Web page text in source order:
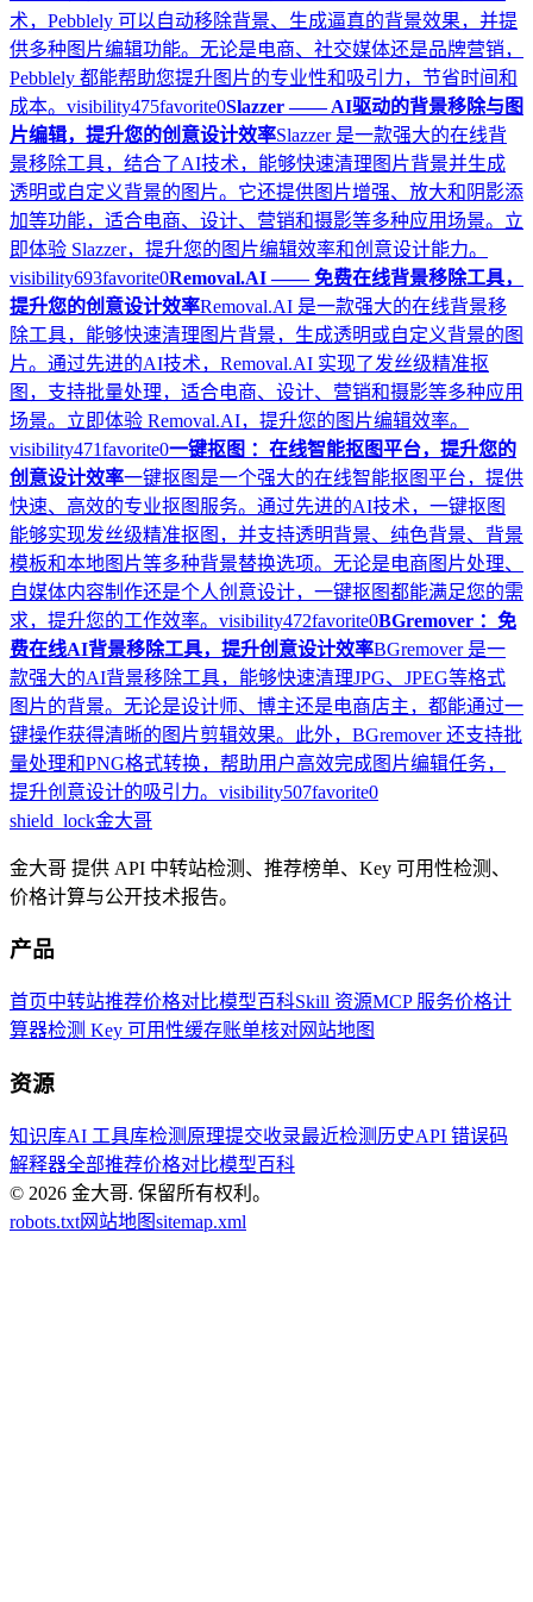
术，Pebblely 可以自动移除背景、生成逼真的背景效果，并提
供多种图片编辑功能。无论是电商、社交媒体还是品牌营销，
Pebblely 都能帮助您提升图片的专业性和吸引力，节省时间和
成本。 visibility475favorite0Slazzer —— AI驱动的背景移除与图
片编辑，提升您的创意设计效率Slazzer 是一款强大的在线背
景移除工具，结合了AI技术，能够快速清理图片背景并生成
透明或自定义背景的图片。它还提供图片增强、放大和阴影添
加等功能，适合电商、设计、营销和摄影等多种应用场景。立
即体验 Slazzer，提升您的图片编辑效率和创意设计能力。
visibility693favorite0Removal.AI —— 免费在线背景移除工具，
提升您的创意设计效率Removal.AI 是一款强大的在线背景移
除工具，能够快速清理图片背景，生成透明或自定义背景的图
片。通过先进的AI技术，Removal.AI 实现了发丝级精准抠
图，支持批量处理，适合电商、设计、营销和摄影等多种应用
场景。立即体验 Removal.AI，提升您的图片编辑效率。
visibility471favorite0一键抠图 ：在线智能抠图平台，提升您的
创意设计效率一键抠图是一个强大的在线智能抠图平台，提供
快速、高效的专业抠图服务。通过先进的AI技术，一键抠图
能够实现发丝级精准抠图，并支持透明背景、纯色背景、背景
模板和本地图片等多种背景替换选项。无论是电商图片处理、
自媒体内容制作还是个人创意设计，一键抠图都能满足您的需
求，提升您的工作效率。 visibility472favorite0BGremover ：免
费在线AI背景移除工具，提升创意设计效率BGremover 是一
款强大的AI背景移除工具，能够快速清理JPG、JPEG等格式
图片的背景。无论是设计师、博主还是电商店主，都能通过一
键操作获得清晰的图片剪辑效果。此外，BGremover 还支持批
量处理和PNG格式转换，帮助用户高效完成图片编辑任务，
提升创意设计的吸引力。 visibility507favorite0
shield_lock金大哥
金大哥 提供 API 中转站检测、推荐榜单、Key 可用性检测、
价格计算与公开技术报告。
产品
首页中转站推荐价格对比模型百科Skill 资源MCP 服务价格计
算器检测 Key 可用性缓存账单核对网站地图
资源
知识库AI 工具库检测原理提交收录最近检测历史API 错误码
解释器全部推荐价格对比模型百科
© 2026 金大哥. 保留所有权利。
robots.txt网站地图sitemap.xml